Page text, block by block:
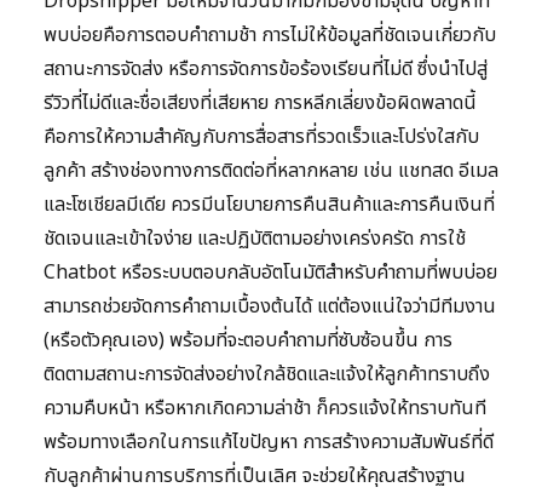
พบบ่อยคือการตอบคำถามช้า การไม่ให้ข้อมูลที่ชัดเจนเกี่ยวกับ
สถานะการจัดส่ง หรือการจัดการข้อร้องเรียนที่ไม่ดี ซึ่งนำไปสู่
รีวิวที่ไม่ดีและชื่อเสียงที่เสียหาย การหลีกเลี่ยงข้อผิดพลาดนี้
คือการให้ความสำคัญกับการสื่อสารที่รวดเร็วและโปร่งใสกับ
ลูกค้า สร้างช่องทางการติดต่อที่หลากหลาย เช่น แชทสด อีเมล
และโซเชียลมีเดีย ควรมีนโยบายการคืนสินค้าและการคืนเงินที่
ชัดเจนและเข้าใจง่าย และปฏิบัติตามอย่างเคร่งครัด การใช้
Chatbot หรือระบบตอบกลับอัตโนมัติสำหรับคำถามที่พบบ่อย
สามารถช่วยจัดการคำถามเบื้องต้นได้ แต่ต้องแน่ใจว่ามีทีมงาน
(หรือตัวคุณเอง) พร้อมที่จะตอบคำถามที่ซับซ้อนขึ้น การ
ติดตามสถานะการจัดส่งอย่างใกล้ชิดและแจ้งให้ลูกค้าทราบถึง
ความคืบหน้า หรือหากเกิดความล่าช้า ก็ควรแจ้งให้ทราบทันที
พร้อมทางเลือกในการแก้ไขปัญหา การสร้างความสัมพันธ์ที่ดี
กับลูกค้าผ่านการบริการที่เป็นเลิศ จะช่วยให้คุณสร้างฐาน